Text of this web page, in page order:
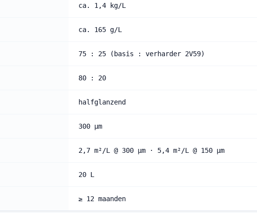
ca. 1,4 kg/L
ca. 165 g/L
75 : 25 (basis : verharder 2V59)
80 : 20
halfglanzend
300 µm
2,7 m²/L @ 300 µm · 5,4 m²/L @ 150 µm
20 L
≥ 12 maanden